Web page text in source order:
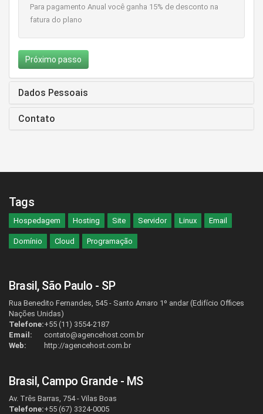
Para pagamento Anual você ganha 15% de desconto na
fatura do plano
Próximo passo
Dados Pessoais
Contato
Tags
Hospedagem Hosting Site Servidor Linux Email
Domínio Cloud Programação
Brasil, São Paulo - SP
Rua Benedito Fernandes, 545 - Santo Amaro 1º andar (Edifício Offices
Nações Unidas)
Telefone:+55 (11) 3554-2187
Email:
contato@agencehost.com.br
Web:
http://agencehost.com.br
Brasil, Campo Grande - MS
Av. Três Barras, 754 - Vilas Boas
Telefone:+55 (67) 3324-0005